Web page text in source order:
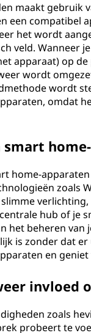
maakt gebruik
een compatibel
het wordt
veld. Wanneer
apparaat) op
wordt
wordt
omdat
home-
zoals
hub of je
het beheren
is zonder dat
en
invloed
zoals
probeert te